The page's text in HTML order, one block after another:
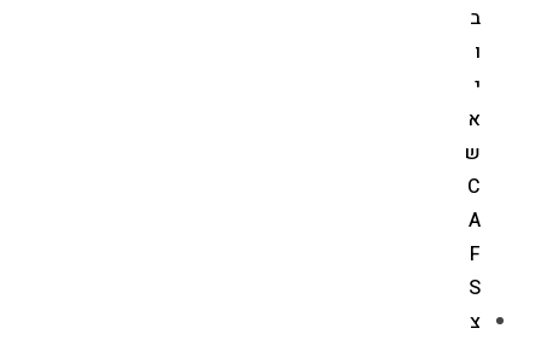
ב
ו
י
א
ש
C
A
F
S
צ